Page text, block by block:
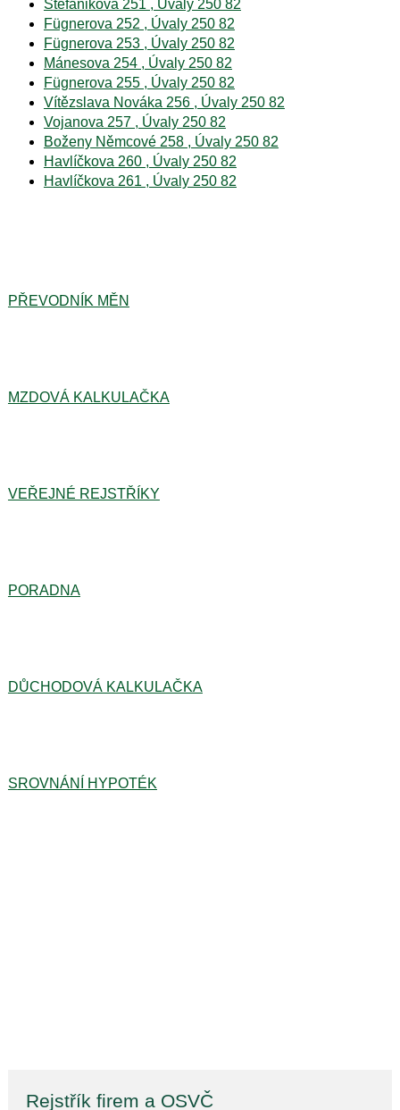
Štefánikova 251 , Úvaly 250 82
Fügnerova 252 , Úvaly 250 82
Fügnerova 253 , Úvaly 250 82
Mánesova 254 , Úvaly 250 82
Fügnerova 255 , Úvaly 250 82
Vítězslava Nováka 256 , Úvaly 250 82
Vojanova 257 , Úvaly 250 82
Boženy Němcové 258 , Úvaly 250 82
Havlíčkova 260 , Úvaly 250 82
Havlíčkova 261 , Úvaly 250 82
PŘEVODNÍK MĚN
MZDOVÁ KALKULAČKA
VEŘEJNÉ REJSTŘÍKY
PORADNA
DŮCHODOVÁ KALKULAČKA
SROVNÁNÍ HYPOTÉK
Rejstřík firem a OSVČ